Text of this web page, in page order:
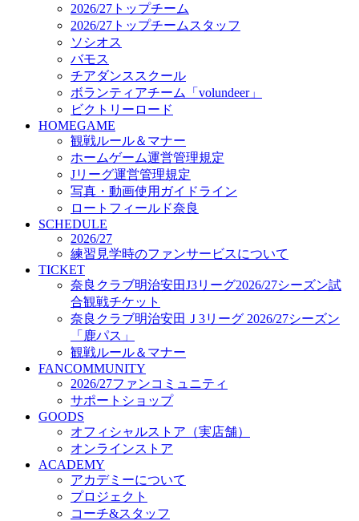
奈良クラブ明治安田J3リーグ2026/27シーズン試
合観戦チケット
奈良クラブ明治安田Ｊ3リーグ 2026/27シーズン
「鹿パス」
観戦ルール＆マナー
FANCOMMUNITY
2026/27ファンコミュニティ
サポートショップ
GOODS
オフィシャルストア（実店舗）
オンラインストア
ACADEMY
アカデミーについて
プロジェクト
コーチ&スタッフ
ジュニア
ジュニアユース
ユース
練習拠点（ナラディーア）
SCHOOL
2026/27 パートナー企業
パートナー募集
クラブ理念
クラブ情報
サステナビリティ
Web制作支援
応援プロジェクト
2026/27トップチーム
2026/27トップチームスタッフ
ソシオス
バモス
チアダンススクール
ボランティアチーム「volundeer」
ビクトリーロード
HOMEGAME
観戦ルール＆マナー
ホームゲーム運営管理規定
Jリーグ運営管理規定
写真・動画使用ガイドライン
ロートフィールド奈良
SCHEDULE
2026/27
練習見学時のファンサービスについて
TICKET
奈良クラブ明治安田J3リーグ2026/27シーズン試
合観戦チケット
奈良クラブ明治安田Ｊ3リーグ 2026/27シーズン
「鹿パス」
観戦ルール＆マナー
FANCOMMUNITY
2026/27ファンコミュニティ
サポートショップ
GOODS
オフィシャルストア（実店舗）
オンラインストア
ACADEMY
アカデミーについて
プロジェクト
コーチ&スタッフ